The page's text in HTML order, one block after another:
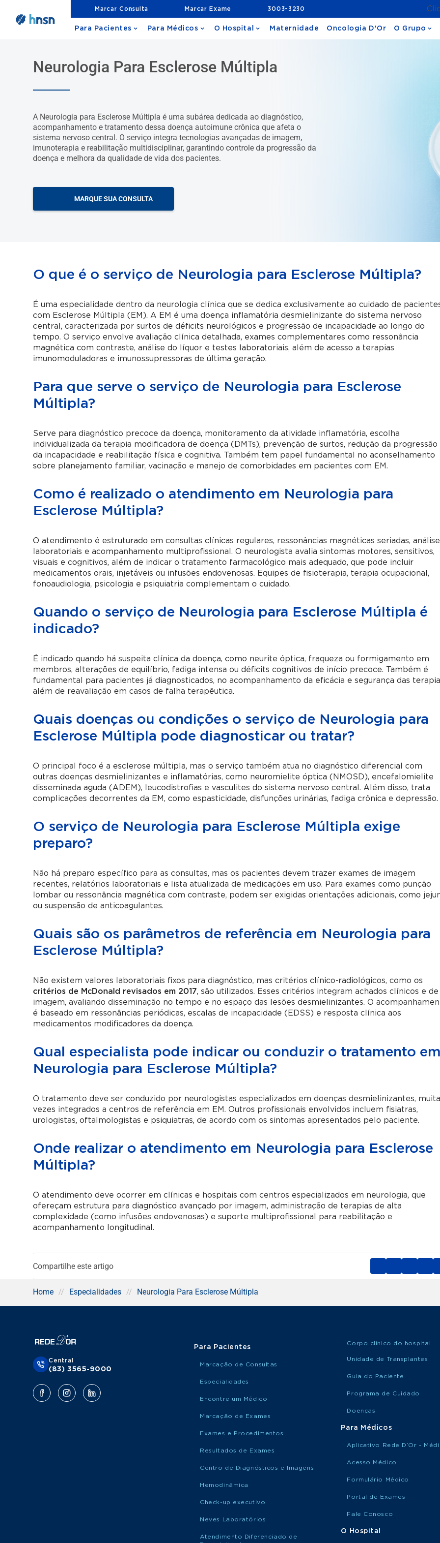
Marcar Consulta Marcar Exame 3003-3230
Para Pacientes Para Médicos O Hospital Maternidade Oncologia D'Or O Grupo
Neurologia Para Esclerose Múltipla
A Neurologia para Esclerose Múltipla é uma subárea dedicada ao diagnóstico,
acompanhamento e tratamento dessa doença autoimune crônica que afeta o
sistema nervoso central. O serviço integra tecnologias avançadas de imagem,
imunoterapia e reabilitação multidisciplinar, garantindo controle da progressão da
doença e melhora da qualidade de vida dos pacientes.
MARQUE SUA CONSULTA
O que é o serviço de Neurologia para Esclerose Múltipla?
É uma especialidade dentro da neurologia clínica que se dedica exclusivamente ao cuidado de
com Esclerose Múltipla (EM). A EM é uma doença inflamatória desmielinizante do sistema nervoso
central, caracterizada por surtos de déficits neurológicos e progressão de incapacidade ao longo do
tempo. O serviço envolve avaliação clínica detalhada, exames complementares como ressonância
magnética com contraste, análise do líquor e testes laboratoriais, além de acesso a terapias
imunomoduladoras e imunossupressoras de última geração.
Para que serve o serviço de Neurologia para Esclerose
Múltipla?
Serve para diagnóstico precoce da doença, monitoramento da atividade inflamatória, escolha
individualizada da terapia modificadora de doença (DMTs), prevenção de surtos, redução da progressão
da incapacidade e reabilitação física e cognitiva. Também tem papel fundamental no aconselhamento
sobre planejamento familiar, vacinação e manejo de comorbidades em pacientes com EM.
Como é realizado o atendimento em Neurologia para
Esclerose Múltipla?
O atendimento é estruturado em consultas clínicas regulares, ressonâncias magnéticas seriadas,
laboratoriais e acompanhamento multiprofissional. O neurologista avalia sintomas motores, sensitivos,
visuais e cognitivos, além de indicar o tratamento farmacológico mais adequado, que pode incluir
medicamentos orais, injetáveis ou infusões endovenosas. Equipes de fisioterapia, terapia ocupacional,
fonoaudiologia, psicologia e psiquiatria complementam o cuidado.
Quando o serviço de Neurologia para Esclerose Múltipla é
indicado?
É indicado quando há suspeita clínica da doença, como neurite óptica, fraqueza ou formigamento em
membros, alterações de equilíbrio, fadiga intensa ou déficits cognitivos de início precoce. Também é
fundamental para pacientes já diagnosticados, no acompanhamento da eficácia e segurança das
além de reavaliação em casos de falha terapêutica.
Quais doenças ou condições o serviço de Neurologia para
Esclerose Múltipla pode diagnosticar ou tratar?
O principal foco é a esclerose múltipla, mas o serviço também atua no diagnóstico diferencial com
outras doenças desmielinizantes e inflamatórias, como neuromielite óptica (NMOSD), encefalomielite
disseminada aguda (ADEM), leucodistrofias e vasculites do sistema nervoso central. Além disso, trata
complicações decorrentes da EM, como espasticidade, disfunções urinárias, fadiga crônica e depressão.
O serviço de Neurologia para Esclerose Múltipla exige
preparo?
Não há preparo específico para as consultas, mas os pacientes devem trazer exames de imagem
recentes, relatórios laboratoriais e lista atualizada de medicações em uso. Para exames como punção
lombar ou ressonância magnética com contraste, podem ser exigidas orientações adicionais, como
ou suspensão de anticoagulantes.
Quais são os parâmetros de referência em Neurologia para
Esclerose Múltipla?
Não existem valores laboratoriais fixos para diagnóstico, mas critérios clínico-radiológicos, como os
critérios de McDonald revisados em 2017, são utilizados. Esses critérios integram achados clínicos e de
imagem, avaliando disseminação no tempo e no espaço das lesões desmielinizantes. O
é baseado em ressonâncias periódicas, escalas de incapacidade (EDSS) e resposta clínica aos
medicamentos modificadores da doença.
Qual especialista pode indicar ou conduzir o tratamento
Neurologia para Esclerose Múltipla?
O tratamento deve ser conduzido por neurologistas especializados em doenças desmielinizantes,
vezes integrados a centros de referência em EM. Outros profissionais envolvidos incluem fisiatras,
urologistas, oftalmologistas e psiquiatras, de acordo com os sintomas apresentados pelo paciente.
Onde realizar o atendimento em Neurologia para Esclerose
Múltipla?
O atendimento deve ocorrer em clínicas e hospitais com centros especializados em neurologia, que
ofereçam estrutura para diagnóstico avançado por imagem, administração de terapias de alta
complexidade (como infusões endovenosas) e suporte multiprofissional para reabilitação e
acompanhamento longitudinal.
Compartilhe este artigo
Home // Especialidades // Neurologia Para Esclerose Múltipla
Central
(83) 3565-9000
Para Pacientes
Marcação de Consultas
Especialidades
Encontre um Médico
Marcação de Exames
Exames e Procedimentos
Resultados de Exames
Centro de Diagnósticos e Imagens
Hemodinâmica
Check-up executivo
Neves Laboratórios
Atendimento Diferenciado de
Corpo clínico do hospital
Unidade de Transplantes
Guia do Paciente
Programa de Cuidado
Doenças
Para Médicos
Aplicativo Rede D’Or -
Acesso Médico
Formulário Médico
Portal de Exames
Fale Conosco
O Hospital